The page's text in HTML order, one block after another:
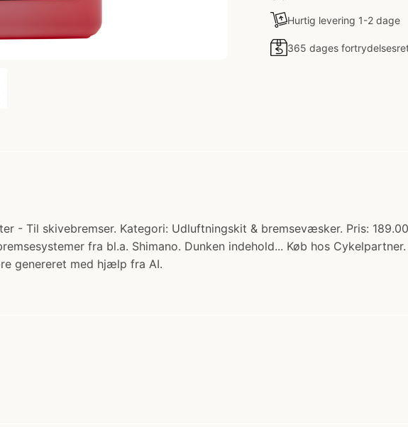
Hurtig levering 1-2 dage
365 dages
- Til skivebremser. Kategori: Udluftningskit & bremsevæsker. Pris:
fra bl.a. Shimano. Dunken indehold... Køb hos Cykelpartner.
genereret med hjælp fra AI.